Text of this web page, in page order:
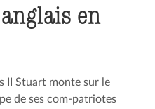
en
II Stuart monte sur le
de ses com-patriotes